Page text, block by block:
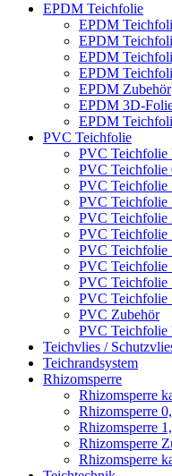
EPDM Teichfolie
EPDM
EPDM
EPDM
EPDM
EPDM Zubehör
EPDM 3D-
EPDM
PVC Teichfolie
PVC Teichfolie
PVC Teichfolie
PVC Teichfolie
PVC Teichfolie
PVC Teichfolie
PVC Teichfolie
PVC Teichfolie
PVC Teichfolie
PVC Teichfolie
PVC Teichfolie
PVC Zubehör
PVC Teichfolie
Teichvlies /
Teichrandsystem
Rhizomsperre
Rhizomsperre
Rhizomsperre
Rhizomsperre
Rhizomsperre
Rhizomsperre